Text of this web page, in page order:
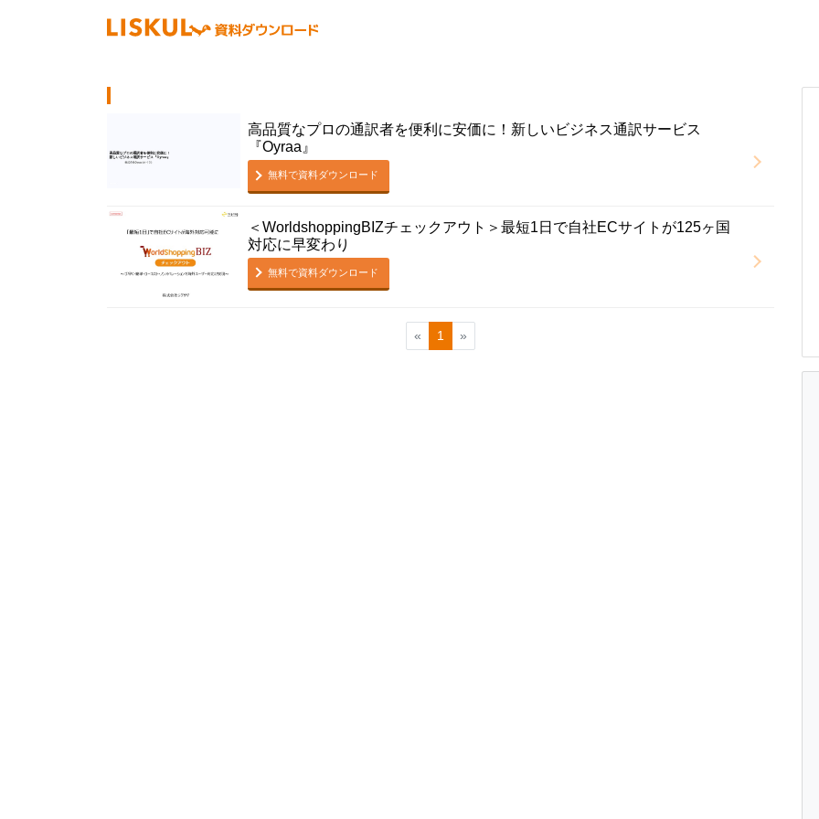
高品質なプロの通訳者を便利に安価に！新しいビジネス通訳サービス
『Oyraa』
無料で資料ダウンロード
＜WorldshoppingBIZチェックアウト＞最短1日で自社ECサイトが125ヶ国
対応に早変わり
無料で資料ダウンロード
« 1 »